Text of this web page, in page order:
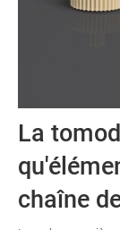
La
chaîne